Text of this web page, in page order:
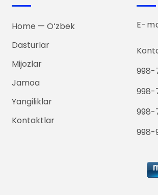
Home — Oʻzbek
Dasturlar
Mijozlar
Jamoa
Yangiliklar
Kontaktlar
E-
998-
998-
998-
998-